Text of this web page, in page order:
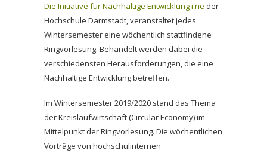
Die Initiative für Nachhaltige Entwicklung i:ne der
Hochschule Darmstadt, veranstaltet jedes
Wintersemester eine wöchentlich stattfindene
Ringvorlesung. Behandelt werden dabei die
verschiedensten Herausforderungen, die eine
Nachhaltige Entwicklung betreffen.
Im Wintersemester 2019/2020 stand das Thema
der Kreislaufwirtschaft (Circular Economy) im
Mittelpunkt der Ringvorlesung. Die wöchentlichen
Vorträge von hochschulinternen